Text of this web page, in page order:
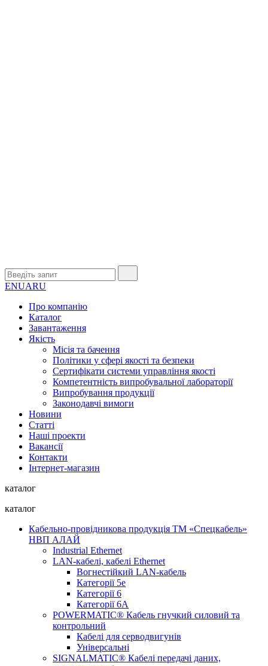
ENUARU
Про компанію
Каталог
Завантаження
Якість
Місія та бачення
Політики у сфері якості та безпеки
Сертифікати системи управління якості
Компетентність випробувальної лабораторії
Випробування продукції
Законодавчі вимоги
Новини
Статті
Наші проекти
Вакансії
Контакти
Інтернет-магазин
каталог
каталог
Кабельно-провідникова продукція ТМ «Спецкабель»
НВП АЛАЙ
Industrial Ethernet
LAN-кабелі, кабелі Ethernet
Вогнестійкий LAN-кабель
Категорії 5е
Категорії 6
Категорії 6А
POWERMATIC® Кабель гнучкий силовий та
контрольний
Кабелі для серводвигунів
Універсальні
SIGNALMATIC® Кабелі передачі даних,